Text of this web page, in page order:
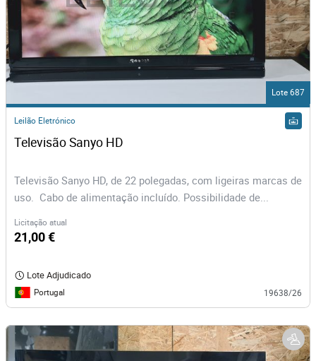
Lote 687
Leilão Eletrónico
Televisão Sanyo HD
Televisão Sanyo HD, de 22 polegadas, com ligeiras marcas de
uso. Cabo de alimentação incluído. Possibilidade de...
Licitação atual
21,00 €
Lote Adjudicado
Portugal 19638/26